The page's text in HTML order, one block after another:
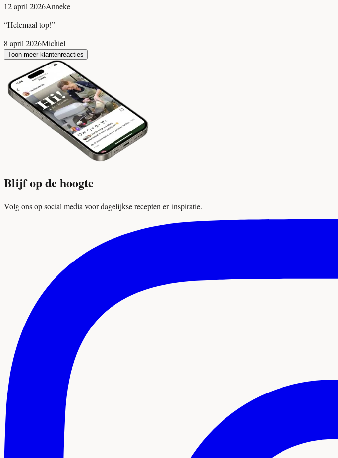
12 april 2026Anneke
“Helemaal top!”
8 april 2026Michiel
Toon meer klantenreacties
Blijf op de hoogte
Volg ons op social media voor dagelijkse recepten en inspiratie.